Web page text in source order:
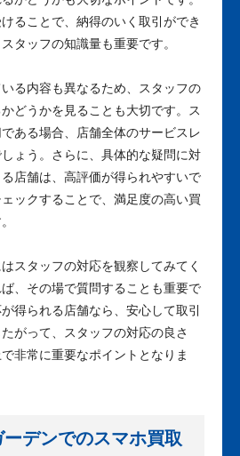
ることで、納得のいく取引ができ
タッフの知識量も重要です。
る内容も異なるため、スタッフの
どうかを見ることも大切です。ス
ある場合、店舗全体のサービスレ
ょう。さらに、具体的な疑問に対
店舗は、高評価が得られやすいで
ックすることで、満足度の高い買
スタッフの対応を観察してみてく
、その場で質問することも重要で
得られる店舗なら、安心して取引
がって、スタッフの対応の良さ
非常に重要なポイントとなりま
デンでのスマホ買取